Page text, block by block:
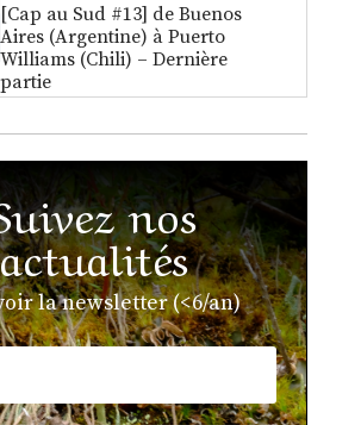
[Cap au Sud #13] de Buenos
Aires (Argentine) à Puerto
Williams (Chili) – Dernière
partie
nos
actualités
la newsletter (<6/an)